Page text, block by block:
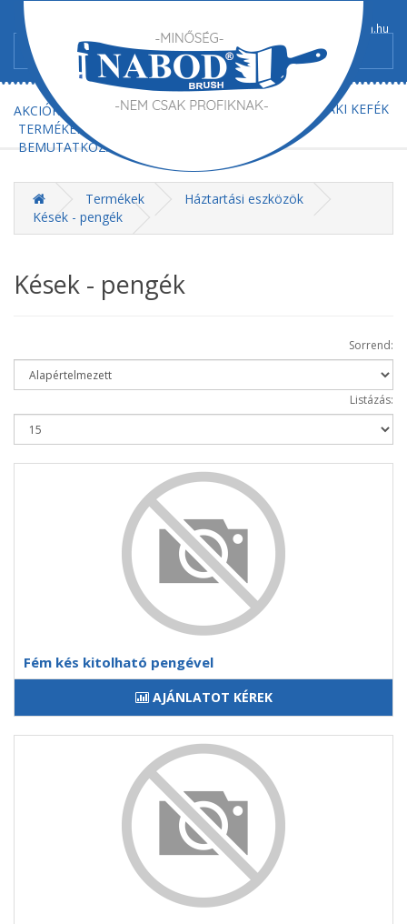
+36/52-367-602 info@nabod-brush.hu
FŐOLDAL AJÁNLATKÉRÉS MŰSZAKI KEFÉK
AKCIÓK
TERMÉKEK
BEMUTATKOZÁS
Termékek
Háztartási eszközök
Kések - pengék
Kések - pengék
Sorrend:
Listázás:
Fém kés kitolható pengével
AJÁNLATOT KÉREK